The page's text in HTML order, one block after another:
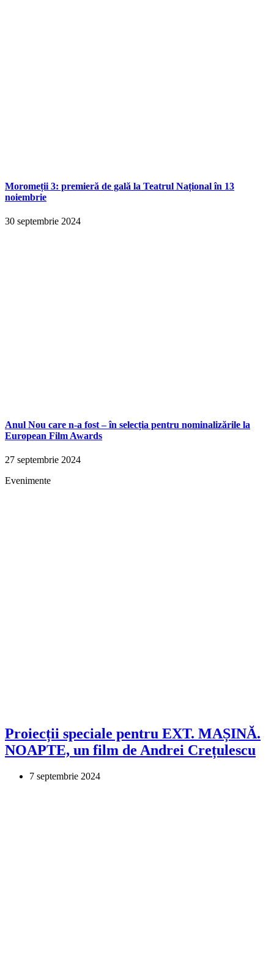
Moromeții 3: premieră de gală la Teatrul Național în 13
noiembrie
30 septembrie 2024
Anul Nou care n-a fost – în selecția pentru nominalizările la
European Film Awards
27 septembrie 2024
Evenimente
Proiecții speciale pentru EXT. MAȘINĂ.
NOAPTE, un film de Andrei Crețulescu
7 septembrie 2024